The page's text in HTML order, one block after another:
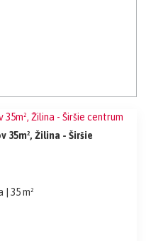
Žilina - Širšie
| 35 m²